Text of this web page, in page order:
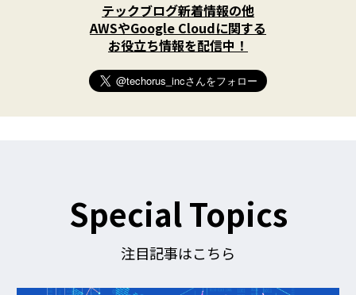
T
w
i
t
t
e
r
)
す
る
テックブログ新着情報の他
AWSやGoogle Cloudに関する
お役立ち情報を配信中！
Special Topics
注目記事はこちら